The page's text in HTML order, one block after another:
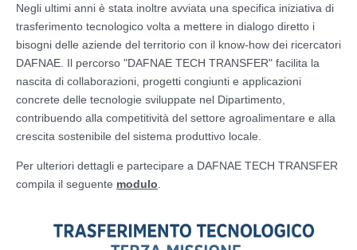
Negli ultimi anni è stata inoltre avviata una specifica iniziativa di
trasferimento tecnologico volta a mettere in dialogo diretto i
bisogni delle aziende del territorio con il know-how dei ricercatori
DAFNAE. Il percorso "DAFNAE TECH TRANSFER" facilita la
nascita di collaborazioni, progetti congiunti e applicazioni
concrete delle tecnologie sviluppate nel Dipartimento,
contribuendo alla competitività del settore agroalimentare e alla
crescita sostenibile del sistema produttivo locale.
Per ulteriori dettagli e partecipare a DAFNAE TECH TRANSFER
compila il seguente modulo